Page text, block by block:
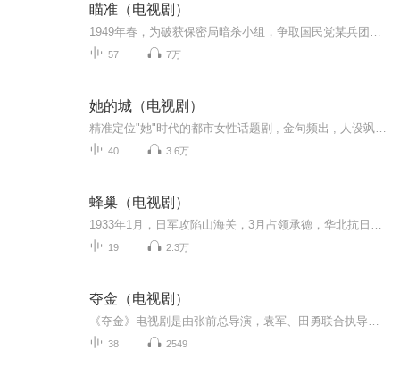
瞄准（电视剧）
57 7万
她的城（电视剧）
40 3.6万
蜂巢（电视剧）
19 2.3万
夺金（电视剧）
38 2549